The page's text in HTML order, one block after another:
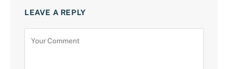
LEAVE A REPLY